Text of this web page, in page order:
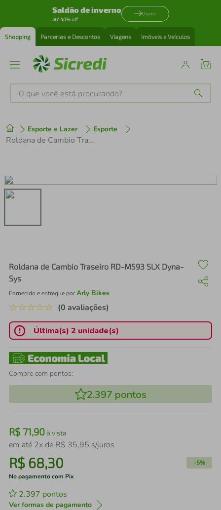
Saldão de inverno
até 40% off
Quero
Shopping Parcerias e Descontos Viagens Imóveis e Veículos
O que você está procurando?
Esporte e Lazer Esporte
Roldana de Cambio Traseiro RD-M593 SLX Dyna-Sys
Roldana de Cambio Traseiro RD-M593 SLX Dyna-
Sys
Fornecido e entregue porArly Bikes
☆☆☆☆☆ (0 avaliações)
Última(s) 2 unidade(s)
Compre com pontos:
2.397 pontos
R$ 71,90à vista
em até 2x de R$ 35,95 s/juros
R$ 68,30 -5%
No pagamento com Pix
2.397 pontos
Ver formas de pagamento
1º tenis